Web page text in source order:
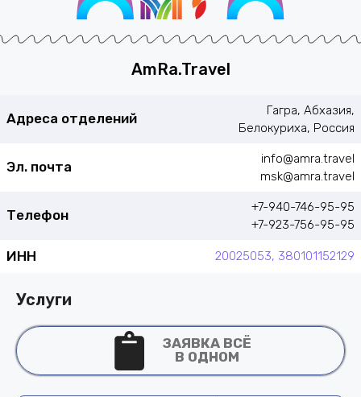
AmRa.Travel
Адреса отделений
Гагра, Абхазия,
Белокуриха, Россия
Эл. почта
info@amra.travel
msk@amra.travel
Телефон
+7-940-746-95-95
+7-923-756-95-95
ИНН 20025053, 380101152129
Услуги
ЗАЯВКА ВСЁ
В ОДНОМ